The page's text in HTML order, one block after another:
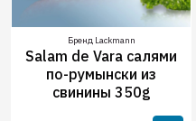
Бренд Lackmann
Salam de Vara салями
по-румынски из
свинины 350g